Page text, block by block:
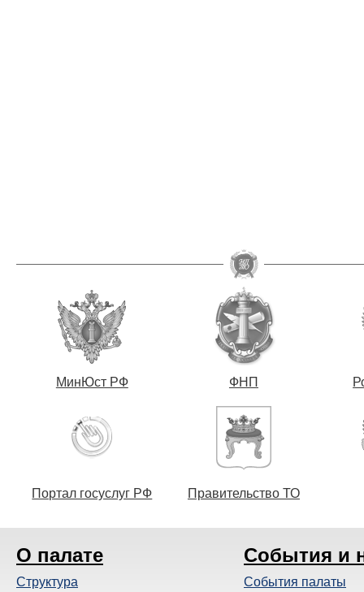
МинЮст РФ ФНП
Портал госуслуг РФ Правительство ТО
О палате
Структура
События и
События палаты